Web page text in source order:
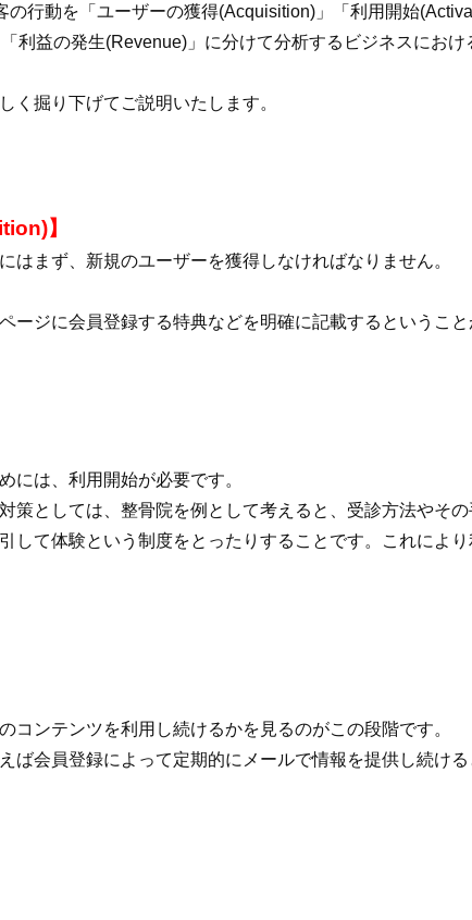
行動を「ユーザーの獲得(Acquisition)」「利用開始
利益の発生(Revenue)」に分けて分析するビジネスにお
く掘り下げてご説明いたします。
】
はまず、新規のユーザーを獲得しなければなりません。
ージに会員登録する特典などを明確に記載するということ
には、利用開始が必要です。
策としては、整骨院を例として考えると、受診方法やそ
して体験という制度をとったりすることです。これによ
コンテンツを利用し続けるかを見るのがこの段階です。
ば会員登録によって定期的にメールで情報を提供し続け